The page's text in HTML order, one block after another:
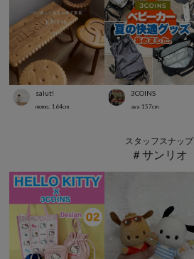
salut!
momo. 164cm
3COINS
aya 157cm
スタッフスナップ
＃サンリオ